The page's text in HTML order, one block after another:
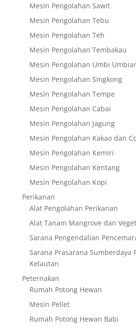
Mesin Pengolahan Sawit
Mesin Pengolahan Tebu
Mesin Pengolahan Teh
Mesin Pengolahan Tembakau
Mesin Pengolahan Umbi
Mesin Pengolahan Singkong
Mesin Pengolahan Tempe
Mesin Pengolahan Cabai
Mesin Pengolahan Jagung
Mesin Pengolahan Kakao dan
Mesin Pengolahan Kemiri
Mesin Pengolahan Kentang
Mesin Pengolahan Kopi
Perikanan
Alat Pengolahan Perikanan
Alat Tanam Mangrove dan
Sarana Pengendalian
Sarana Prasarana Sumberdaya
Kelautan
Peternakan
Rumah Potong Hewan
Mesin Pellet
Rumah Potong Hewan Babi